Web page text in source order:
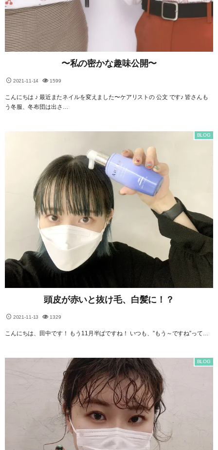
〜私の密かな趣味公開〜
2021-11-14 1599
こんにちは ♪ 最近またネイルを変えました〜ケアリストの 公文 です♪ 皆さんも
う冬服、冬布団は出さ…
頭皮が赤いと抜け毛、白髪に！？
2021-11-13
BLOG
1329
こんにちは、田中です！ もう11月半ばですね！ いつも、”もう～ですね”って…
BLOG